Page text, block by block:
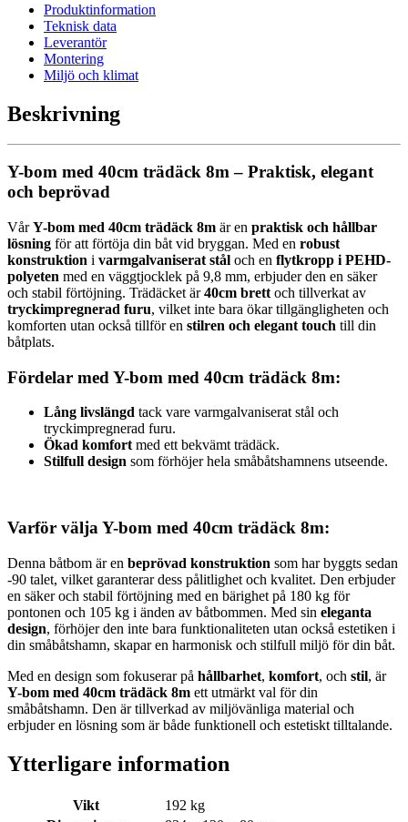
Produktinformation
Teknisk data
Leverantör
Montering
Miljö och klimat
Beskrivning
Y-bom med 40cm trädäck 8m – Praktisk, elegant
och beprövad
VårY-bom med 40cm trädäck 8m är en praktisk och hållbar
lösning för att förtöja din båt vid bryggan. Med en robust
konstruktion i varmgalvaniserat stål och en flytkropp i PEHD-
polyeten med en väggtjocklek på 9,8 mm, erbjuder den en säker
och stabil förtöjning. Trädäcket är40cm brett och tillverkat av
tryckimpregnerad furu, vilket inte bara ökar tillgängligheten och
komforten utan också tillför en stilren och elegant touch till din
båtplats.
Fördelar med Y-bom med 40cm trädäck 8m:
Lång livslängd tack vare varmgalvaniserat stål och
tryckimpregnerad furu.
Ökad komfort med ett bekvämt trädäck.
Stilfull design som förhöjer hela småbåtshamnens utseende.
Varför välja Y-bom med 40cm trädäck 8m:
Denna båtbom är en beprövad konstruktion som har byggts sedan
-90 talet, vilket garanterar dess pålitlighet och kvalitet. Den erbjuder
en säker och stabil förtöjning med en bärighet på 180 kg för
pontonen och 105 kg i änden av båtbommen. Med sin eleganta
design, förhöjer den inte bara funktionaliteten utan också estetiken i
din småbåtshamn, skapar en harmonisk och stilfull miljö för din båt.
Med en design som fokuserar på hållbarhet, komfort, och stil, är
Y-bom med 40cm trädäck 8m ett utmärkt val för din
småbåtshamn. Den är tillverkad av miljövänliga material och
erbjuder en lösning som är både funktionell och estetiskt tilltalande.
Ytterligare information
Vikt
192 kg